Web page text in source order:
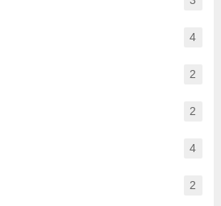
4
2
2
4
2